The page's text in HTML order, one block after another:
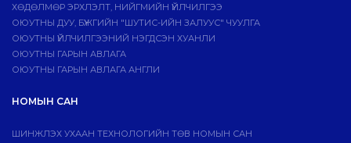
ХӨДӨЛМӨР ЭРХЛЭЛТ, НИЙГМИЙН ҮЙЛЧИЛГЭЭ
ОЮУТНЫ ДУУ, БҮЖГИЙН "ШУТИС-ИЙН ЗАЛУУС" ЧУУЛГА
ОЮУТНЫ ҮЙЛЧИЛГЭЭНИЙ НЭГДСЭН ХУАНЛИ
ОЮУТНЫ ГАРЫН АВЛАГА
ОЮУТНЫ ГАРЫН АВЛАГА АНГЛИ
НОМЫН САН
ШИНЖЛЭХ УХААН ТЕХНОЛОГИЙН ТӨВ НОМЫН САН